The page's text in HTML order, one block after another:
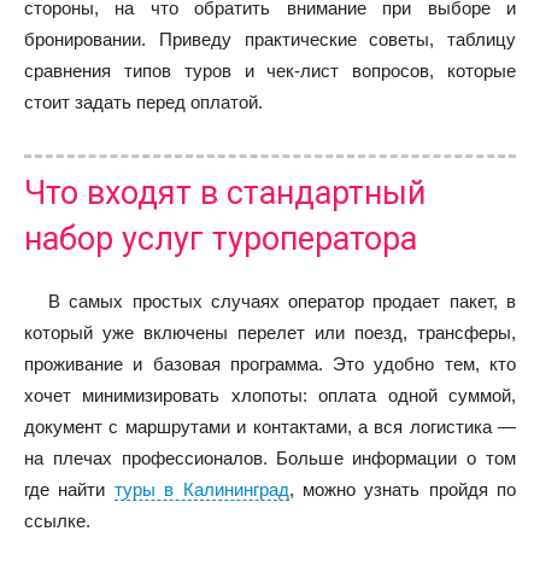
стороны, на что обратить внимание при выборе и
бронировании. Приведу практические советы, таблицу
сравнения типов туров и чек-лист вопросов, которые
стоит задать перед оплатой.
Что входят в стандартный
набор услуг туроператора
В самых простых случаях оператор продает пакет, в
который уже включены перелет или поезд, трансферы,
проживание и базовая программа. Это удобно тем, кто
хочет минимизировать хлопоты: оплата одной суммой,
документ с маршрутами и контактами, а вся логистика —
на плечах профессионалов. Больше информации о том
где найти туры в Калининград, можно узнать пройдя по
ссылке.